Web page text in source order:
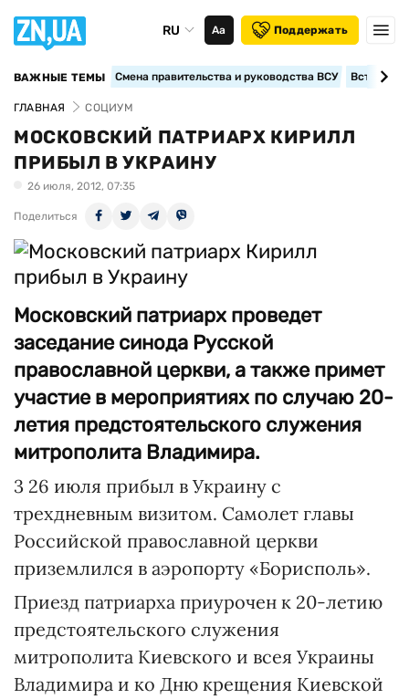
RU Аа Поддержать
ВАЖНЫЕ ТЕМЫ Смена правительства и руководства ВСУ
ГЛАВНАЯ СОЦИУМ
МОСКОВСКИЙ ПАТРИАРХ КИРИЛЛ
ПРИБЫЛ В УКРАИНУ
26 июля, 2012, 07:35
Поделиться
Московский патриарх проведет
заседание синода Русской
православной церкви, а также примет
участие в мероприятиях по случаю 20-
летия предстоятельского служения
митрополита Владимира.
3 26 июля прибыл в Украину с
трехдневным визитом. Самолет главы
Российской православной церкви
приземлился в аэропорту «Борисполь».
Приезд патриарха приурочен к 20-летию
предстоятельского служения
митрополита Киевского и всея Украины
Владимира и ко Дню крещения Киевской